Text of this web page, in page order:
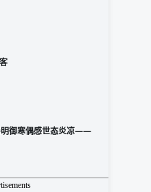
明御寒偶感世态炎凉——